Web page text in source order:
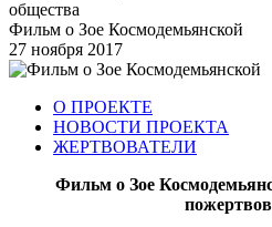
общества
Фильм о Зое Космодемьянской
27 ноября 2017
О ПРОЕКТЕ
НОВОСТИ ПРОЕКТА
ЖЕРТВОВАТЕЛИ
Фильм о Зое